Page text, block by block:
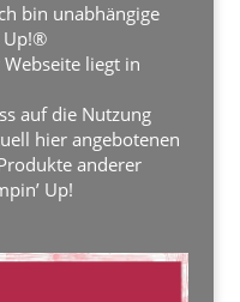
bin unabhängige
Up!®
liegt in
auf die Nutzung
hier angebotenen
anderer
Up!